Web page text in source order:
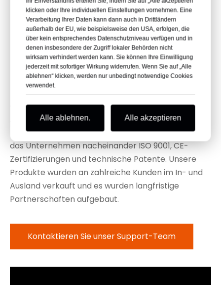
klicken oder Ihre individuellen Einstellungen vornehmen. Eine
Verarbeitung Ihrer Daten kann dann auch in Drittländern
außerhalb der EU, wie beispielsweise den USA, erfolgen, die
über kein entsprechendes Datenschutzniveau verfügen und in
denen insbesondere der Zugriff lokaler Behörden nicht
wirksam verhindert werden kann. Sie können Ihre Einwilligung
jederzeit mit sofortiger Wirkung widerrufen. Wenn Sie auf „Alle
ablehnen“ klicken, werden nur unbedingt notwendige Cookies
verwendet.
Alle ablehnen. Alle akzeptieren
Verdichter
RAY Attachments ist ein führender Hersteller von
aller Produkte wird von der Verarbeitung bis zur
Auslieferung streng kontrolliert. Durch
kontinuierliche Innovation und Verbesserung erhielt
das Unternehmen nacheinander ISO 9001, CE-
Zertifizierungen und technische Patente. Unsere
Produkte wurden an zahlreiche Kunden im In- und
Ausland verkauft und es wurden langfristige
Partnerschaften aufgebaut.
Kontaktieren Sie unser Support-Team